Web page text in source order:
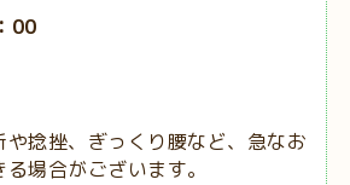
00
捻挫、ぎっくり腰など、急なお
場合がございます。